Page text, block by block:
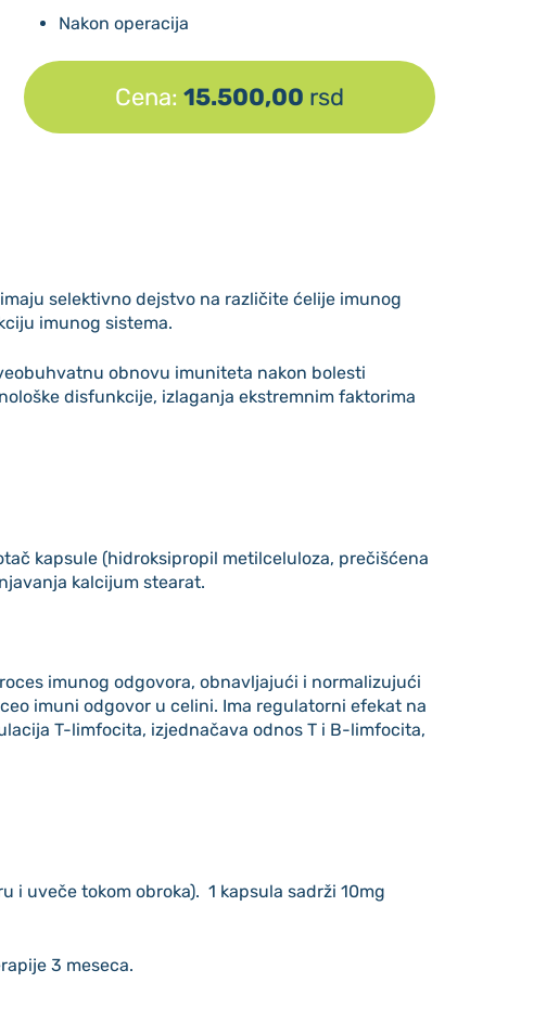
Nakon operacija
Cena: 15.500,00 rsd
selektivno dejstvo na različite ćelije imunog
imunog sistema.
obnovu imuniteta nakon bolesti
disfunkcije, izlaganja ekstremnim faktorima
kapsule (hidroksipropil metilceluloza, prečišćena
kalcijum stearat.
imunog odgovora, obnavljajući i normalizujući
imuni odgovor u celini. Ima regulatorni efekat na
T-limfocita, izjednačava odnos T i B-limfocita,
i uveče tokom obroka). 1 kapsula sadrži 10mg
3 meseca.